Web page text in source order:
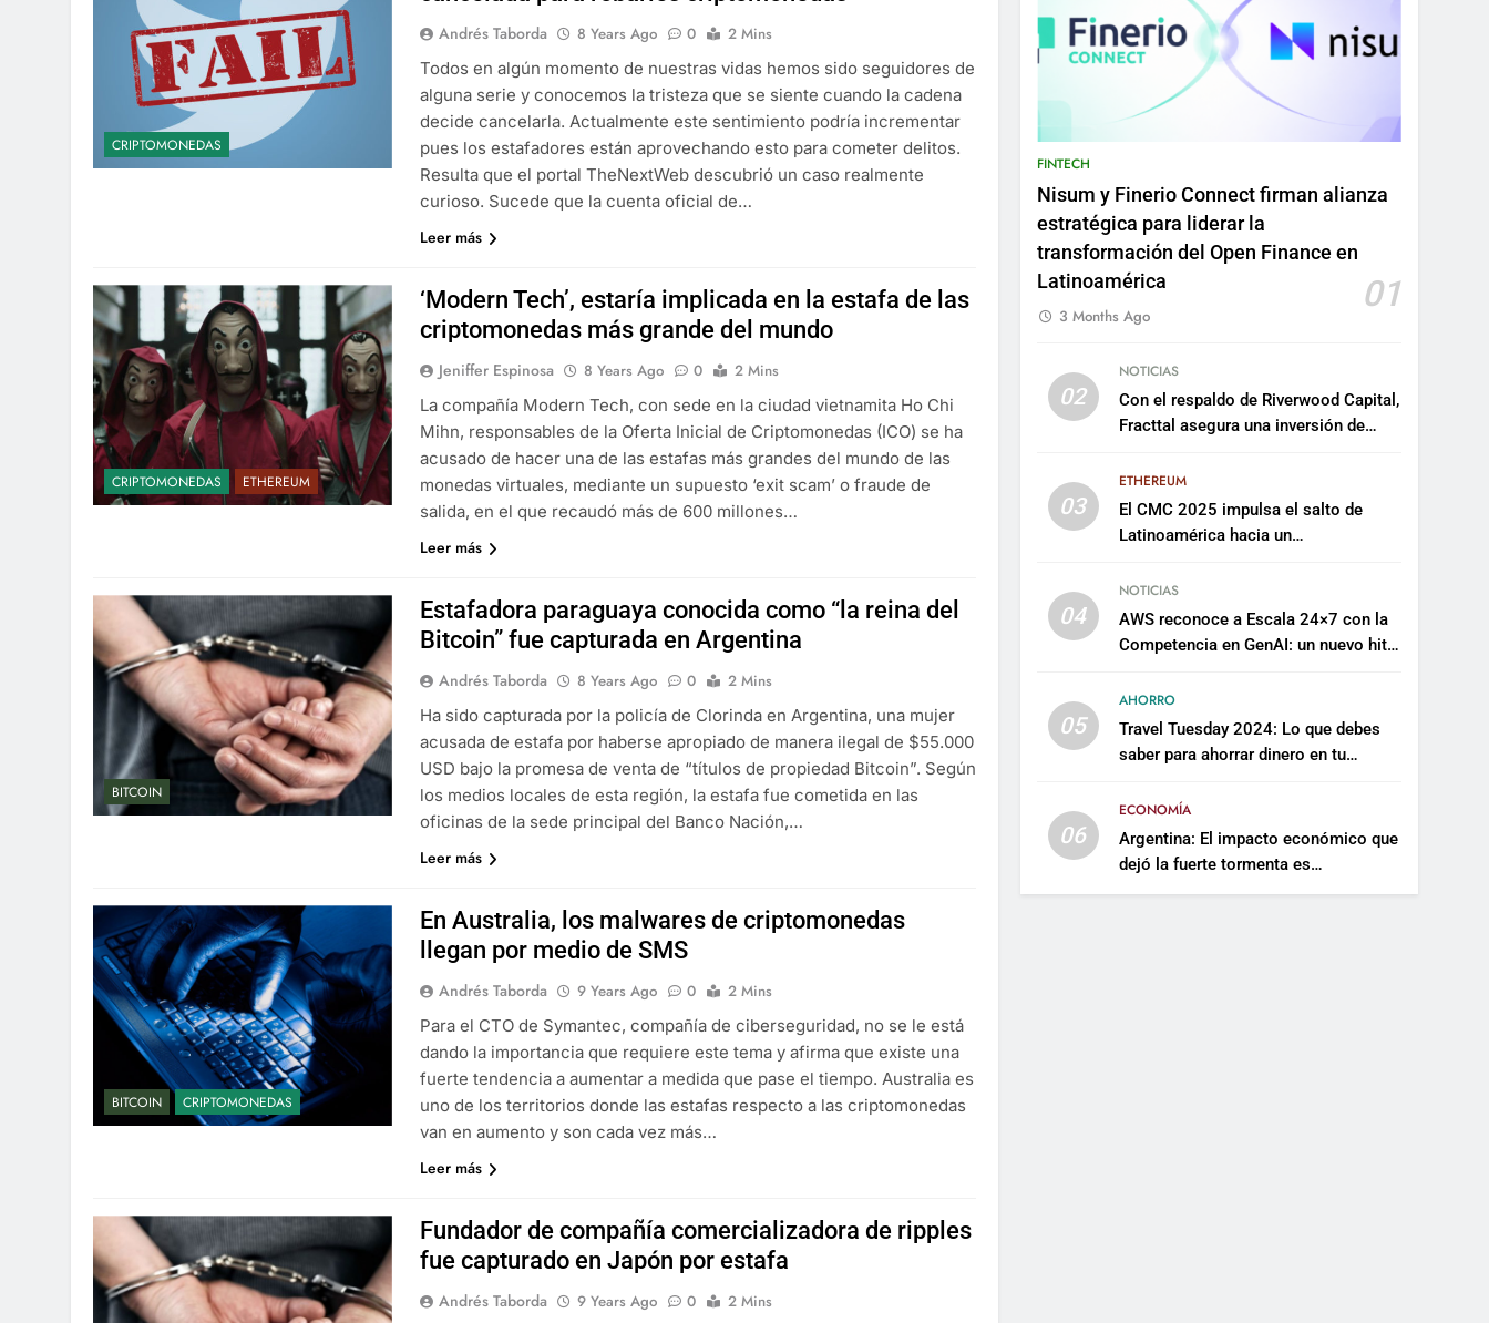
CRIPTOMONEDAS
Andrés Taborda 8 Years Ago 0
2 Mins
Todos en algún momento de nuestras vidas hemos sido seguidores de
alguna serie y conocemos la tristeza que se siente cuando la cadena
decide cancelarla. Actualmente este sentimiento podría incrementar
pues los estafadores están aprovechando esto para cometer delitos.
Resulta que el portal TheNextWeb descubrió un caso realmente
curioso. Sucede que la cuenta oficial de…
Leer más
CRIPTOMONEDAS ETHEREUM
‘Modern Tech’, estaría implicada en la estafa de las
criptomonedas más grande del mundo
Jeniffer Espinosa 8 Years Ago 0
2 Mins
La compañía Modern Tech, con sede en la ciudad vietnamita Ho Chi
Mihn, responsables de la Oferta Inicial de Criptomonedas (ICO) se ha
acusado de hacer una de las estafas más grandes del mundo de las
monedas virtuales, mediante un supuesto ‘exit scam’ o fraude de
salida, en el que recaudó más de 600 millones…
Leer más
BITCOIN
Estafadora paraguaya conocida como “la reina del
Bitcoin” fue capturada en Argentina
Andrés Taborda 8 Years Ago 0
2 Mins
Ha sido capturada por la policía de Clorinda en Argentina, una mujer
acusada de estafa por haberse apropiado de manera ilegal de $55.000
USD bajo la promesa de venta de “títulos de propiedad Bitcoin”. Según
los medios locales de esta región, la estafa fue cometida en las
oficinas de la sede principal del Banco Nación,…
Leer más
BITCOIN CRIPTOMONEDAS
En Australia, los malwares de criptomonedas
llegan por medio de SMS
Andrés Taborda 9 Years Ago 0
2 Mins
Para el CTO de Symantec, compañía de ciberseguridad, no se le está
dando la importancia que requiere este tema y afirma que existe una
fuerte tendencia a aumentar a medida que pase el tiempo. Australia es
uno de los territorios donde las estafas respecto a las criptomonedas
van en aumento y son cada vez más…
Leer más
Fundador de compañía comercializadora de ripples
fue capturado en Japón por estafa
Andrés Taborda 9 Years Ago 0
2 Mins
FINTECH
Nisum y Finerio Connect firman alianza
estratégica para liderar la
transformación del Open Finance en
Latinoamérica
01
3 Months Ago
02
NOTICIAS
Con el respaldo de Riverwood Capital,
Fracttal asegura una inversión de
plataforma
03
ETHEREUM
El CMC 2025 impulsa el salto de
Latinoamérica hacia un
sostenible
04
NOTICIAS
AWS reconoce a Escala 24×7 con la
Competencia en GenAI: un nuevo hito
artificial empresarial
05
AHORRO
Travel Tuesday 2024: Lo que debes
saber para ahorrar dinero en tu
06
ECONOMÍA
Argentina: El impacto económico que
dejó la fuerte tormenta es
incalculable